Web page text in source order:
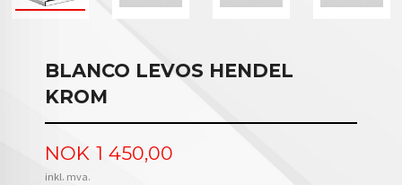
BLANCO LEVOS HENDEL
KROM
Pris
NOK 1 450,00
inkl. mva.